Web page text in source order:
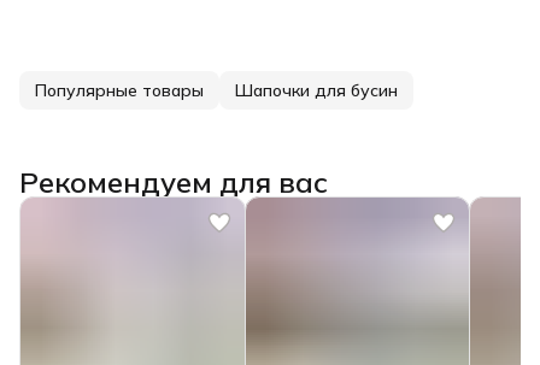
Популярные товары Шапочки для бусин
Рекомендуем для вас